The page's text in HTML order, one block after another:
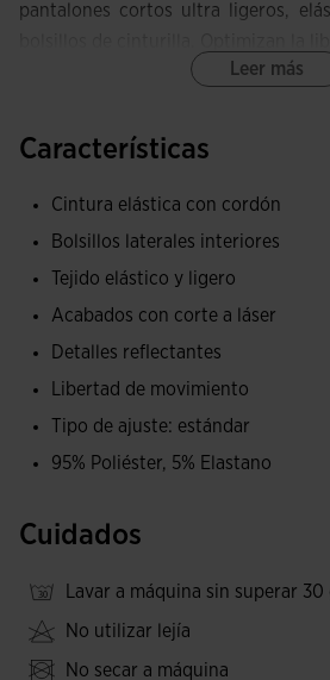
pantalones cortos ultra ligeros,
es regulable mediante cordones
”soft flask”, etc.; y tus objetos
las llaves o los auriculares.
cuenta con varios de ellos
banda elástica. El de la parte
Por otro lado, las pequeñas
longitud de la zancada y
láser, de manera que frenan las
se ve reforzado.
Estos pantalones cortos están
ligero y elástico, que acompaña a
Leer más
Características
Cintura elástica con cordón
Bolsillos laterales interiores
Tejido elástico y ligero
Acabados con corte a láser
Detalles reflectantes
Libertad de movimiento
Tipo de ajuste: estándar
95% Poliéster, 5% Elastano
Cuidados
Lavar a máquina sin superar 30
No utilizar lejía
No secar a máquina